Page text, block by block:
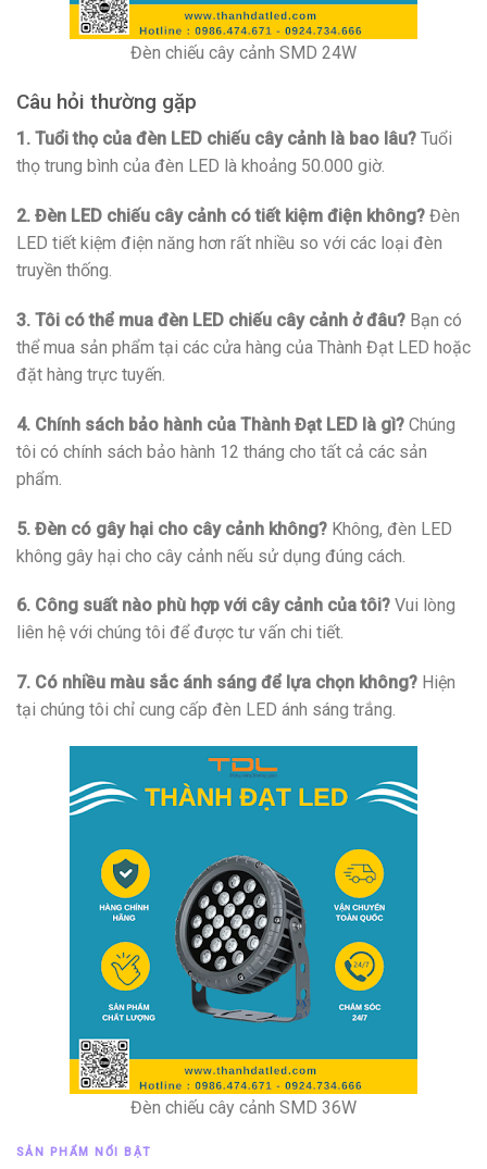
Đèn chiếu cây cảnh SMD 24W
Câu hỏi thường gặp
1. Tuổi thọ của đèn LED chiếu cây cảnh là bao lâu? Tuổi
thọ trung bình của đèn LED là khoảng 50.000 giờ.
2. Đèn LED chiếu cây cảnh có tiết kiệm điện không? Đèn
LED tiết kiệm điện năng hơn rất nhiều so với các loại đèn
truyền thống.
3. Tôi có thể mua đèn LED chiếu cây cảnh ở đâu? Bạn có
thể mua sản phẩm tại các cửa hàng của Thành Đạt LED hoặc
đặt hàng trực tuyến.
4. Chính sách bảo hành của Thành Đạt LED là gì? Chúng
tôi có chính sách bảo hành 12 tháng cho tất cả các sản
phẩm.
5. Đèn có gây hại cho cây cảnh không? Không, đèn LED
không gây hại cho cây cảnh nếu sử dụng đúng cách.
6. Công suất nào phù hợp với cây cảnh của tôi? Vui lòng
liên hệ với chúng tôi để được tư vấn chi tiết.
7. Có nhiều màu sắc ánh sáng để lựa chọn không? Hiện
tại chúng tôi chỉ cung cấp đèn LED ánh sáng trắng.
Đèn chiếu cây cảnh SMD 36W
SẢN PHẨM NỔI BẬT